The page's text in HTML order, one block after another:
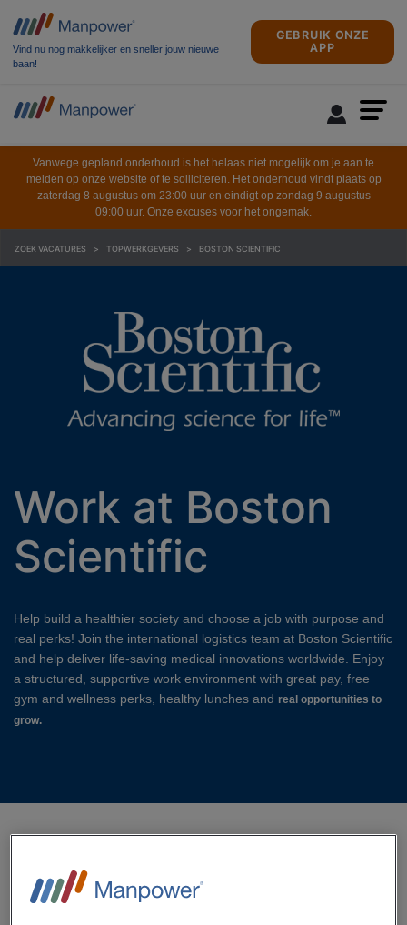
Vind nu nog makkelijker en sneller jouw nieuwe
baan!
GEBRUIK ONZE
APP
Vanwege gepland onderhoud is het helaas niet mogelijk om je aan te
melden op onze website of te solliciteren. Het onderhoud vindt plaats op
zaterdag 8 augustus om 23:00 uur en eindigt op zondag 9 augustus
09:00 uur. Onze excuses voor het ongemak.
ZOEK VACATURES TOPWERKGEVERS BOSTON SCIENTIFIC
Work at Boston
Scientific
Help build a healthier society and choose a job with purpose and
real perks! Join the international logistics team at Boston Scientific
and help deliver life-saving medical innovations worldwide. Enjoy
a structured, supportive work environment with great pay, free
gym and wellness perks, healthy lunches and real opportunities to
grow.
Working at Boston Scientific means:
€14.45 per hour + 7.5% shift bonus